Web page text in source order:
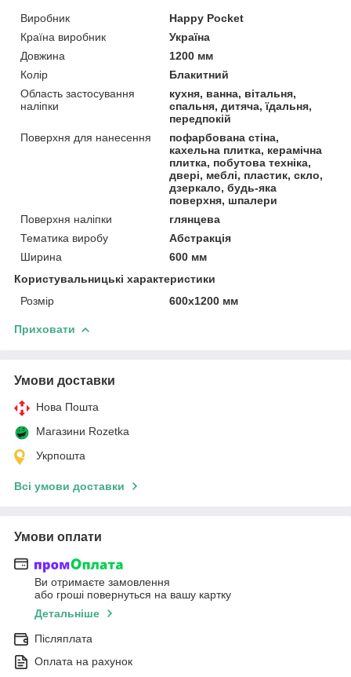
Виробник
Happy Pocket
Країна виробник
Україна
Довжина
1200 мм
Колір
Блакитний
Область застосування
наліпки
кухня, ванна, вітальня,
спальня, дитяча, їдальня,
передпокій
Поверхня для нанесення
пофарбована стіна,
кахельна плитка, керамічна
плитка, побутова техніка,
двері, меблі, пластик, скло,
дзеркало, будь-яка
поверхня, шпалери
Поверхня наліпки
глянцева
Тематика виробу
Абстракція
Ширина
600 мм
Користувальницькі характеристики
Розмір
600х1200 мм
Приховати
Умови доставки
Нова Пошта
Магазини Rozetka
Укрпошта
Всі умови доставки
Умови оплати
Ви отримаєте замовлення
або гроші повернуться на вашу картку
Детальніше
Післяплата
Оплата на рахунок